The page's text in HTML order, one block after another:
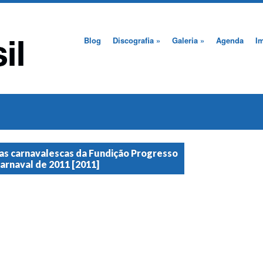
Blog Discografia » Galeria » Agenda
carnavalescas da Fundição Progresso
de 2011 [2011]